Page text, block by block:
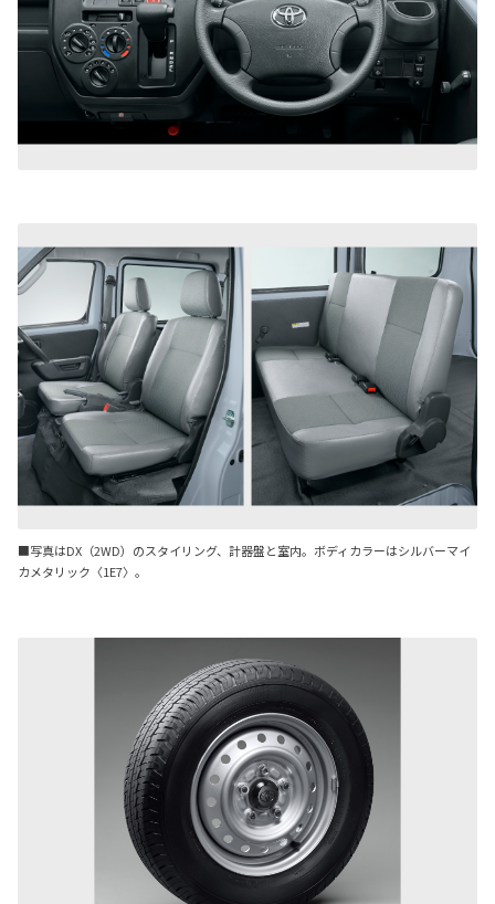
■写真はDX（2WD）のスタイリング、計器盤と室内。ボディカラーはシルバーマイ
カメタリック〈1E7〉。